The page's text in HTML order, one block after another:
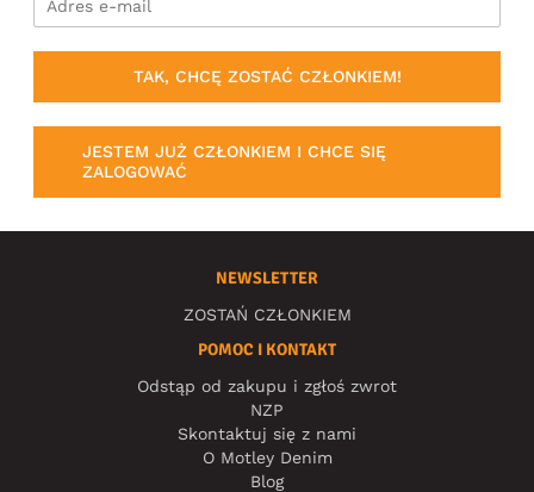
TAK, CHCĘ ZOSTAĆ CZŁONKIEM!
JESTEM JUŻ CZŁONKIEM I CHCE SIĘ
ZALOGOWAĆ
NEWSLETTER
ZOSTAŃ CZŁONKIEM
POMOC I KONTAKT
Odstąp od zakupu i zgłoś zwrot
NZP
Skontaktuj się z nami
O Motley Denim
Blog